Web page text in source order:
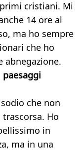
cristiani. Mi
14 ore al
ma ho sempre
che ho
abnegazione.
che non
Ho
in
ma in una